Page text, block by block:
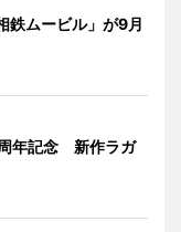
鉄ムービル」が9月
年記念 新作ラガ